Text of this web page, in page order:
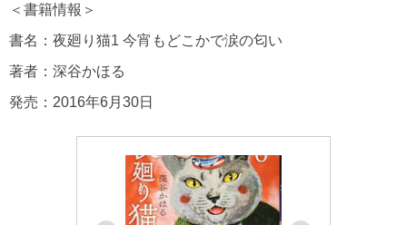
＜書籍情報＞
書名：夜廻り猫1 今宵もどこかで涙の匂い
著者：深谷かほる
発売：2016年6月30日